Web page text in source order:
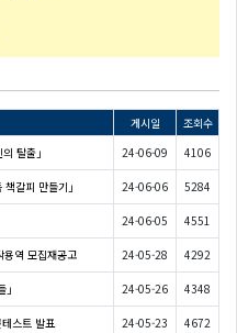
게시일
조회수
탈출」 24-06-09 4106
갈피 만들기」 24-06-06 5284
24-06-05 4551
역 모집재공고 24-05-28 4292
24-05-26 4348
스트 발표 24-05-23 4672